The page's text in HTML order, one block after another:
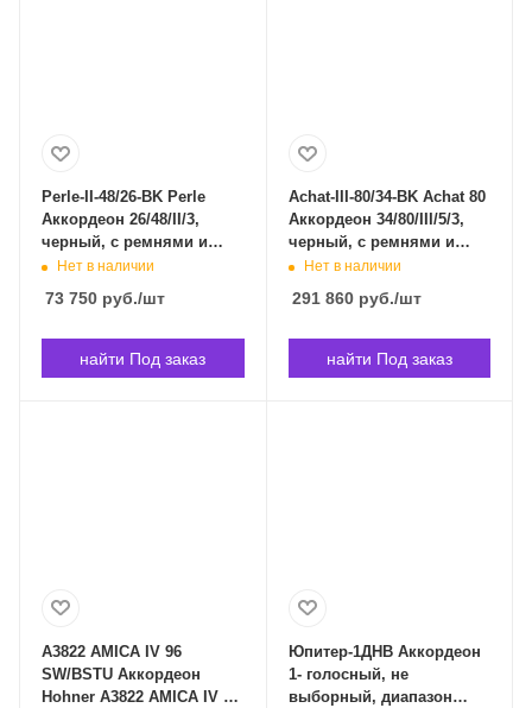
Perle-II-48/26-BK Perle
Аккордеон 26/48/II/3,
черный, с ремнями и
чехлом, Weltmeister Perle
Нет в наличии
73 750 руб./шт
найти Под заказ
Achat-III-80/34-BK Achat 80
Аккордеон 34/80/III/5/3,
черный, с ремнями и
чехлом, Weltmeister
Владивостоке
Нет в наличии
291 860руб./шт
найти Под заказ
A3822 AMICA IV 96
SW/BSTU Аккордеон
Hohner A3822 AMICA IV 96
Юпитер-1ДНВ Аккордеон
1- голосный, не
выборный, диапазон